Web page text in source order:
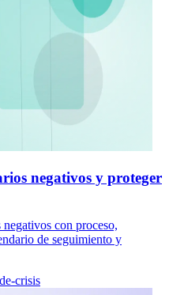
negativos y proteger
con proceso,
de seguimiento y
crisis